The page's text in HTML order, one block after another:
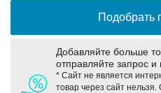
Подобрать
Добавляйте больше
отправляйте запрос
* Сайт не является
товар через сайт